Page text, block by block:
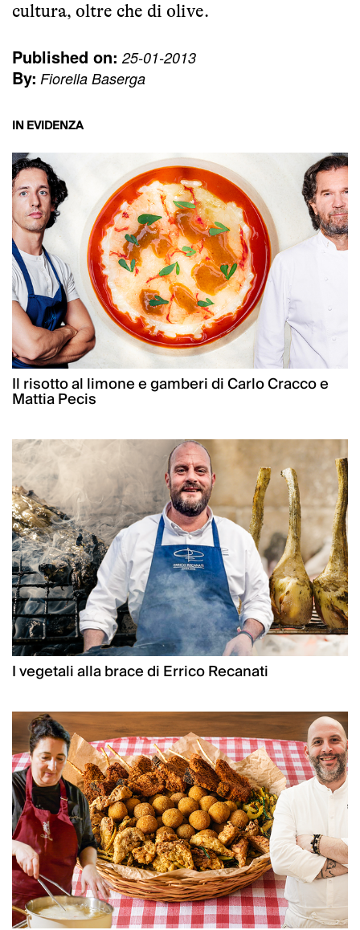
cultura, oltre che di olive.
Published on: 25-01-2013
By: Fiorella Baserga
IN EVIDENZA
Il risotto al limone e gamberi di Carlo Cracco e
Mattia Pecis
I vegetali alla brace di Errico Recanati